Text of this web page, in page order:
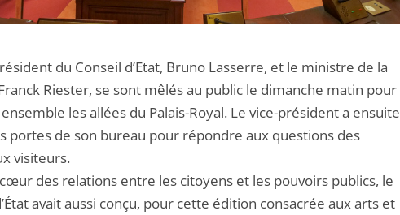
du Conseil d’Etat, Bruno Lasserre, et le ministre de la
Riester, se sont mêlés au public le dimanche matin pour
les allées du Palais-Royal. Le vice-président a ensuite
portes de son bureau pour répondre aux questions des
visiteurs.
des relations entre les citoyens et les pouvoirs publics, le
avait aussi conçu, pour cette édition consacrée aux arts et